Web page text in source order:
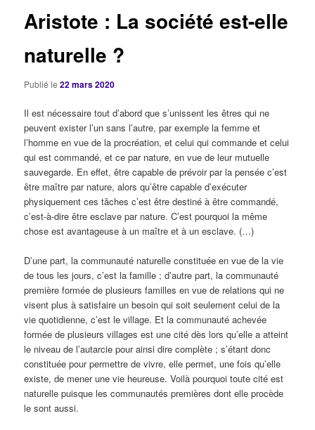
Aristote : La société est-elle
naturelle ?
Publié le22 mars 2020
Il est nécessaire tout d’abord que s’unissent les êtres qui ne
peuvent exister l’un sans l’autre, par exemple la femme et
l’homme en vue de la procréation, et celui qui commande et celui
qui est commandé, et ce par nature, en vue de leur mutuelle
sauvegarde. En effet, être capable de prévoir par la pensée c’est
être maître par nature, alors qu’être capable d’exécuter
physiquement ces tâches c’est être destiné à être commandé,
c’est-à-dire être esclave par nature. C’est pourquoi la même
chose est avantageuse à un maître et à un esclave. (…)
D’une part, la communauté naturelle constituée en vue de la vie
de tous les jours, c’est la famille ; d’autre part, la communauté
première formée de plusieurs familles en vue de relations qui ne
visent plus à satisfaire un besoin qui soit seulement celui de la
vie quotidienne, c’est le village. Et la communauté achevée
formée de plusieurs villages est une cité dès lors qu’elle a atteint
le niveau de l’autarcie pour ainsi dire complète ; s’étant donc
constituée pour permettre de vivre, elle permet, une fois qu’elle
existe, de mener une vie heureuse. Voilà pourquoi toute cité est
naturelle puisque les communautés premières dont elle procède
le sont aussi.